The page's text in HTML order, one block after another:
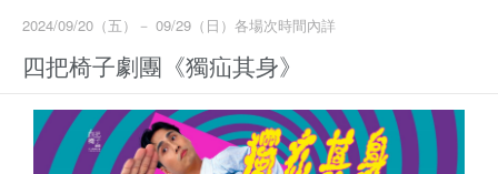
2024/09/20（五）－ 09/29（日）各場次時間內詳
四把椅子劇團《獨疝其身》